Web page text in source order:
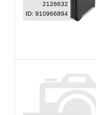
2126632
ID: 910966894